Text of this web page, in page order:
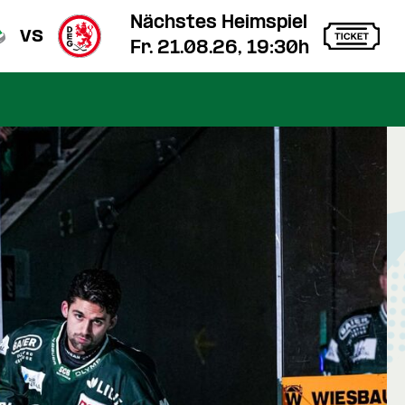
vs
Nächstes Heimspiel
Fr. 21.08.26, 19:30h